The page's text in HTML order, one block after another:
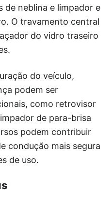
de neblina e limpador e
O travamento central
do vidro traseiro
do veículo,
podem ser
como retrovisor
de para-brisa
podem contribuir
condução mais segura
de uso.